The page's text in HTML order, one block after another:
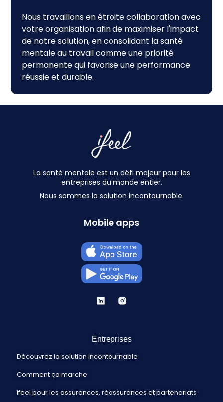
Nous travaillons en étroite collaboration avec
votre organisation afin de maximiser l'impact
de notre solution, en consolidant la santé
mentale au travail comme une priorité
permanente qui favorise une performance
réussie et durable.
La santé mentale est un défi majeur pour les
entreprises du monde entier.
Nous sommes la solution incontournable.
Mobile apps
Entreprises
Découvrez la solution incontournable
Comment ça marche
ifeel pour les assurances, réassurances et partenariats